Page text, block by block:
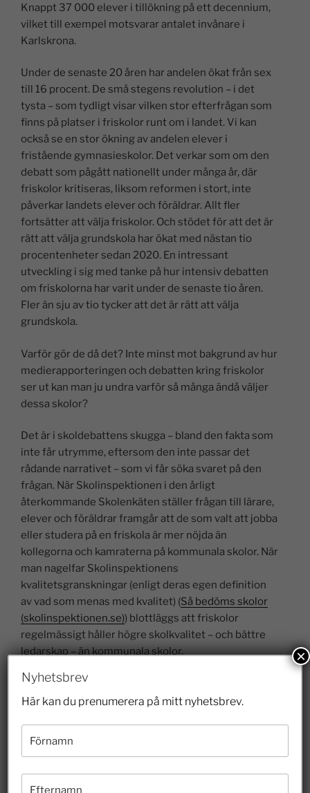
Knappt 37 000 elever i tillökning på ett decennium,
vilket till exempel motsvarar antalet invånare i
Karlskrona.
Under de senaste 20 åren har andelen ökat från sex
till 16 procent. De små stegens revolution – i det
tysta – som tydligt visar vilken stor efterfrågan som
finns på platser i friskolor runt om i landet. Vi kan
också se en stor ökning av andelen elever i
fristående gymnasieskolor. Det verkar som om den
debatt som pågått nationellt under många år, där
friskolor kritiseras, liksom reformen i stort, inte
påverkar landets elever och föräldrar. Allt fler
fortsätter att välja friskolor. Och stödet för att det är
rätt att välja grundskola har ökat med nästan tio
procentenheter sedan 2020. En intressant
utveckling i sig med tanke på hur intensiv debatten
om friskolorna har varit under de senaste tio åren.
Fler än sju av tio tycker att det är rätt att välja
grundskola.
Varför gör de då det? Inte minst mot bakgrund av hur
medierapporteringen och debatten kring friskolor
ser ut kan man ju undra varför så många ändå väljer
dessa skolor?
Det är i skoldebattens skugga – bland den fakta som
inte får utrymme, eftersom den inte passar det
rådande narrativet – som vi får söka svaret på den
frågan. När Skolinspektionen i den årligt
återkommande Skolenkäten ställer frågan till lärare,
elever och föräldrar framgår att de som valt att jobba
eller studera på en friskola är mer nöjda än
kollegorna och kamraterna på kommunala skolor. När
man nagelfar Skolinspektionens
kvalitetsgranskningar (enligt deras egen definition
av vad som menas med kvalitet) (Så bedöms skolor
(skolinspektionen.se)) blottläggs att friskolor
regelmässigt håller högre skolkvalitet – och bättre
ledarskap – än kommunala skolor.
Friskolor presterar bättre
ett helt läsår före
Nyhetsbrev
Här kan du prenumerera på mitt nyhetsbrev.
×